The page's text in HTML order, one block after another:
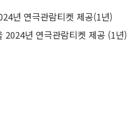
년 연극관람티켓 제공(1년)
2024년 연극관람티켓 제공 (1년)